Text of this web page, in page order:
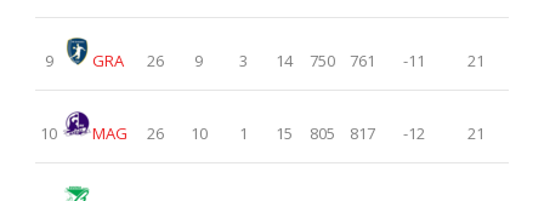
9 GRA 26 9 3 14 750 761 -11 21
10 MAG 26 10 1 15 805 817 -12 21